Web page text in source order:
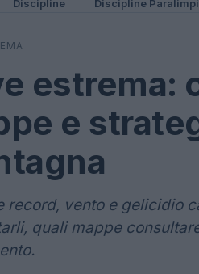
Discipline Discipline
estrema:
e
record, vento e gelicidio
quali mappe